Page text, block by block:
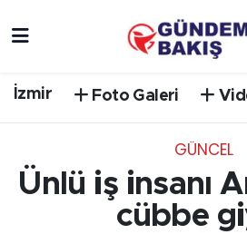
İzmir Foto Galeri
GÜNCEL
Ünlü iş insanı
cübbe
Süper Lig Puan Durumu